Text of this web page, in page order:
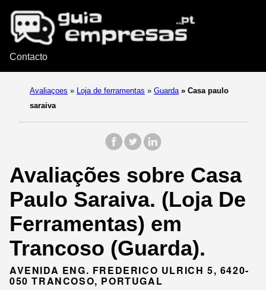
Contacto
Avaliaçoes » Loja de ferramentas » Guarda » Casa paulo
saraiva
Avaliações sobre Casa
Paulo Saraiva. (Loja De
Ferramentas) em
Trancoso (Guarda).
AVENIDA ENG. FREDERICO ULRICH 5, 6420-
050 TRANCOSO, PORTUGAL